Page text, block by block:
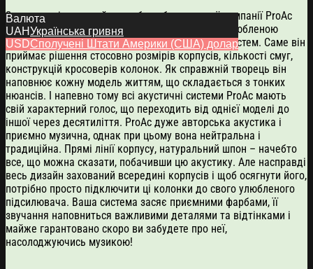
Засновник і головний розробник британської компанії ProAc
Stewart Tyler вже більше 40 років займається улюбленою
справою свого життя: створенням акустичних систем. Саме він
приймає рішення стосовно розмірів корпусів, кількості смуг,
конструкцій кросоверів колонок. Як справжній творець він
наповнює кожну модель життям, що складається з тонких
нюансів. І напевно тому всі акустичні системи ProAc мають
свій характерний голос, що переходить від однієї моделі до
іншої через десятиліття. ProAc дуже авторська акустика і
приємно музична, однак при цьому вона нейтральна і
традиційна. Прямі лінії корпусу, натуральний шпон – начебто
все, що можна сказати, побачивши цю акустику. Але насправді
весь дизайн захований всередині корпусів і щоб осягнути його,
потрібно просто підключити ці колонки до свого улюбленого
підсилювача. Ваша система засяє приємними фарбами, її
звучання наповниться важливими деталями та відтінками і
майже гарантовано скоро ви забудете про неї,
насолоджуючись музикою!
Валюта
UAHУкраїнська гривня
USDСполучені Штати Америки (США) долар